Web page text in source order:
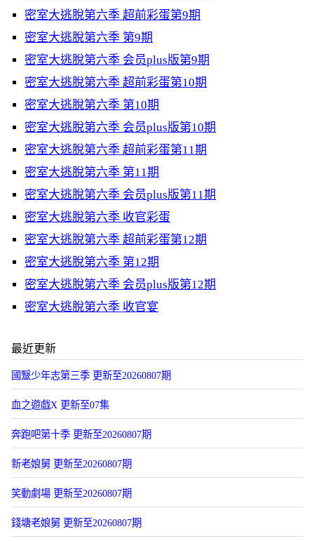
密室大逃脫第六季 超前彩蛋第9期
密室大逃脫第六季 第9期
密室大逃脫第六季 会员plus版第9期
密室大逃脫第六季 超前彩蛋第10期
密室大逃脫第六季 第10期
密室大逃脫第六季 会员plus版第10期
密室大逃脫第六季 超前彩蛋第11期
密室大逃脫第六季 第11期
密室大逃脫第六季 会员plus版第11期
密室大逃脫第六季 收官彩蛋
密室大逃脫第六季 超前彩蛋第12期
密室大逃脫第六季 第12期
密室大逃脫第六季 会员plus版第12期
密室大逃脫第六季 收官宴
最近更新
國毉少年志第三季 更新至20260807期
血之遊戯X 更新至07集
奔跑吧第十季 更新至20260807期
新老娘舅 更新至20260807期
笑動劇場 更新至20260807期
錢塘老娘舅 更新至20260807期